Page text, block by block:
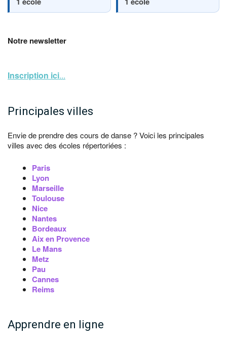
Notre newsletter
Inscription ici...
Principales villes
Envie de prendre des cours de danse ? Voici les principales
villes avec des écoles répertoriées :
Paris
Lyon
Marseille
Toulouse
Nice
Nantes
Bordeaux
Aix en Provence
Le Mans
Metz
Pau
Cannes
Reims
Apprendre en ligne